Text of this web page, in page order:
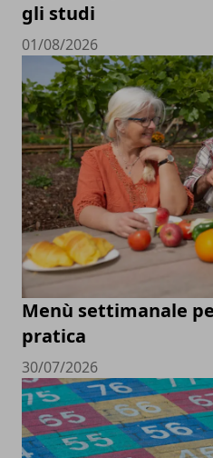
gli studi
01/08/2026
Menù settimanale
pratica
30/07/2026